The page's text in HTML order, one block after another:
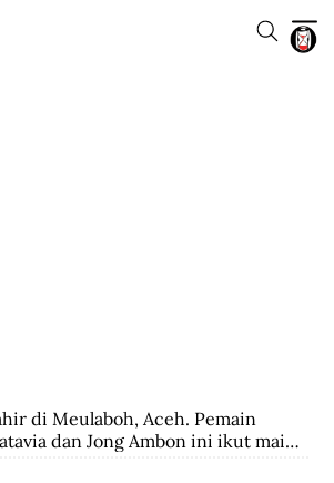
di Meulaboh, Aceh. Pemain
dan Jong Ambon ini ikut main
1938 di Prancis.